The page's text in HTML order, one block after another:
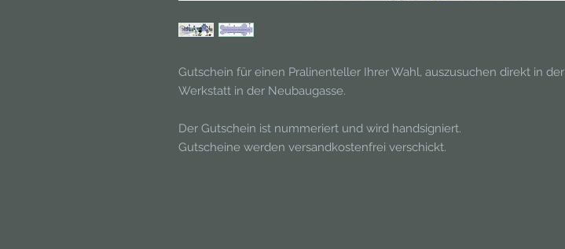
Gutschein für einen Pralinenteller Ihrer Wahl, auszusuchen direkt in der
Werkstatt in der Neubaugasse.
Der Gutschein ist nummeriert und wird handsigniert.
Gutscheine werden versandkostenfrei verschickt.